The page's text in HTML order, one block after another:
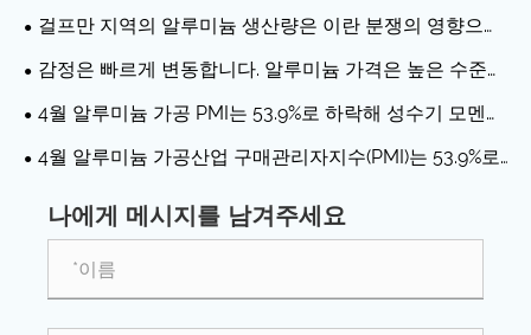
러 규모의 중국 투자
걸프만 지역의 알루미늄 생산량은 이란 분쟁의 영향으로
지난 4월 10여년 만에 최저 수준으로 떨어졌습니다.
감정은 빠르게 변동합니다. 알루미늄 가격은 높은 수준의
변동을 경험합니다.
4월 알루미늄 가공 PMI는 53.9%로 하락해 성수기 모멘텀
이 약화되었음을 나타냅니다.
4월 알루미늄 가공산업 구매관리자지수(PMI)는 53.9%로
나에게 메시지를 남겨주세요